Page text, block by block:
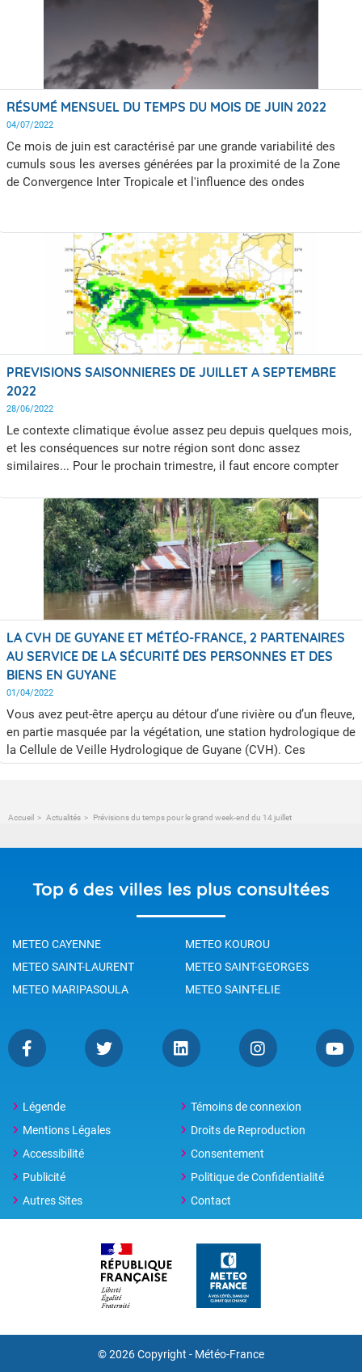
périodique des ondes tropicales à proximité de la Guyane
rythme les variations du temps en apportant des dégradations
temporaires du temps.
RÉSUMÉ MENSUEL DU TEMPS DU MOIS DE JUIN 2022
04/07/2022
Ce mois de juin est caractérisé par une grande variabilité des
cumuls sous les averses générées par la proximité de la Zone
de Convergence Inter Tropicale et l'influence des ondes
En effet ce jour-là, le thermomètre n'a pas dépassé les 23.9°C à
Kourou au plus chaud de la journée; C'est un record depuis les
premiers relevés de température à Kourou en juillet 1995.
PREVISIONS SAISONNIERES DE JUILLET A SEPTEMBRE
2022
28/06/2022
Le contexte climatique évolue assez peu depuis quelques mois,
et les conséquences sur notre région sont donc assez
similaires... Pour le prochain trimestre, il faut encore compter
proches des normales.
LA CVH DE GUYANE ET MÉTÉO-FRANCE, 2 PARTENAIRES
AU SERVICE DE LA SÉCURITÉ DES PERSONNES ET DES
BIENS EN GUYANE
01/04/2022
Vous avez peut-être aperçu au détour d’une rivière ou d’un fleuve,
en partie masquée par la végétation, une station hydrologique de
la Cellule de Veille Hydrologique de Guyane (CVH). Ces
installations discrètes au bord des fleuves au sein de la forêt
de Météo-France et de la Cellule de veille Hydrologique de
Accueil Actualités Prévisions du temps pour le grand week-end du 14 juillet
Top 6 des villes les plus consultées
METEO CAYENNE
METEO KOUROU
METEO SAINT-LAURENT
METEO SAINT-GEORGES
METEO MARIPASOULA
METEO SAINT-ELIE
Légende
Témoins de connexion
Mentions Légales
Droits de Reproduction
Accessibilité
Consentement
Publicité
Politique de Confidentialité
Autres Sites
Contact
© 2026 Copyright - Météo-France